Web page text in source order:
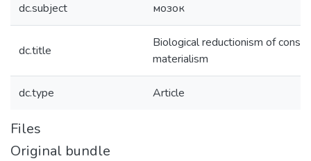
dc.subject мозок
dc.title
Biological reductionism of
materialism
dc.type Article
Files
Original bundle